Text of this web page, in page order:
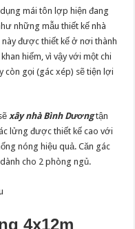
mái tôn lợp hiện đang
những mẫu thiết kế nhà
này được thiết kế ở nơi thành
hiếm, vì vậy với một chi
còn gọi (gác xép) sẽ tiện lợi
xây nhà Bình Dươngtận
lửng được thiết kế cao với
nóng hiệu quả. Căn gác
cho 2 phòng ngủ.
4x12m